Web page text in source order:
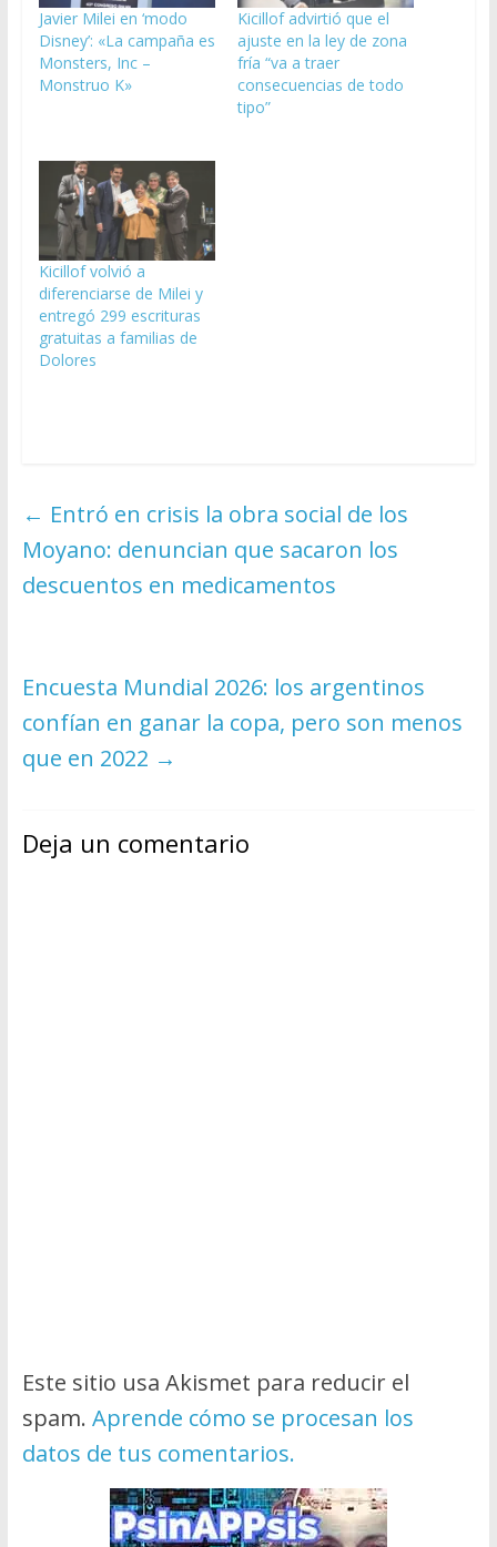
Javier Milei en ‘modo
Disney’: «La campaña es
Monsters, Inc –
Monstruo K»
Kicillof advirtió que el
ajuste en la ley de zona
fría “va a traer
consecuencias de todo
tipo”
Kicillof volvió a
diferenciarse de Milei y
entregó 299 escrituras
gratuitas a familias de
Dolores
← Entró en crisis la obra social de los
Moyano: denuncian que sacaron los
descuentos en medicamentos
Encuesta Mundial 2026: los argentinos
confían en ganar la copa, pero son menos
que en 2022 →
Deja un comentario
Este sitio usa Akismet para reducir el
spam. Aprende cómo se procesan los
datos de tus comentarios.